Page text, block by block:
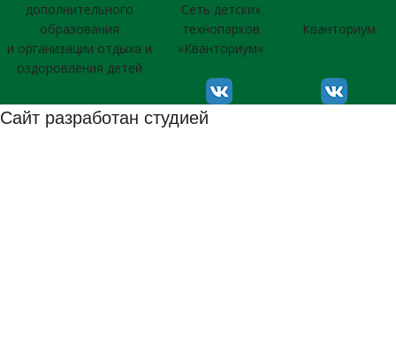
дополнительного
образования
и организации отдыха и
оздоровления детей
Сеть детских
технопарков
«Кванториум»
Кванториум
Сайт разработан студией